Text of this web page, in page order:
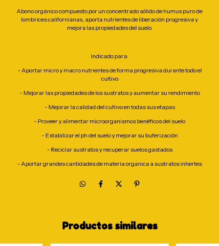
Abono orgánico compuesto por un concentrado sólido de humus puro de
lombrices californianas, aporta nutrientes de liberación progresiva y
mejora las propiedades del suelo.
Indicado para:
- Aportar micro y macro nutrientes de forma progresiva durante todo el
cultivo
- Mejorar las propiedades de los sustratos y aumentar su rendimiento
- Mejorar la calidad del cultivo en todas sus etapas
- Proveer y alimentar microorganismos benéficos del suelo
- Estabilizar el ph del suelo y mejorar su buferización
- Reciclar sustratos y recuperar suelos gastados
- Aportar grandes cantidades de materia organica a sustratos inhertes
Productos similares